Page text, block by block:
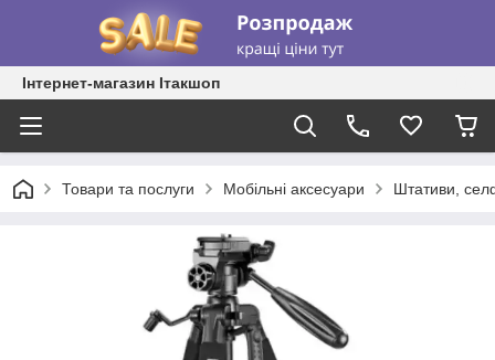
Інтернет-магазин Ітакшоп
Товари та послуги Мобільні аксесуари Штативи,